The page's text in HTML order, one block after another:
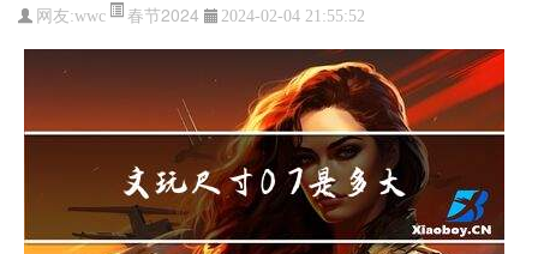
网友:wwc 春节2024 2024-02-04 21:55:52